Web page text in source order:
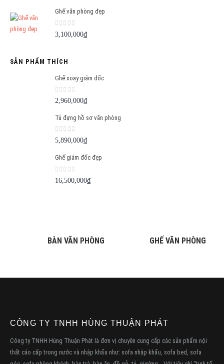
Ghế văn phòng đẹp
0 out of 5
3,100,000₫
SẢN PHẨM THÍCH
Ghế xoay giám đốc
0 out of 5
2,960,000₫
Tủ đựng hồ sơ văn phòng
0 out of 5
5,890,000₫
Ghế giám đốc đẹp
0out of 5
16,500,000₫
BÀN VĂN PHÒNG GHẾ VĂN PHÒNG
CÔNG TY TNHH HÙNG THUẬN PHÁT
Công ty TNHH Hùng Thuận Phát là đơn vị chuyên cung cấp các sản phẩm nội
thất cáo cấp trong nước và nhập khẩu như: sofa nhập khẩu, sofa bed, sofa